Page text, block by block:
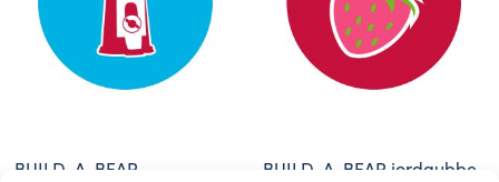
BUILD-A-BEAR
BUILD-A-BEAR jordgubbe